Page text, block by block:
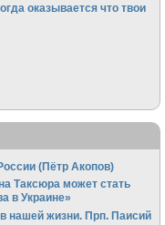
оказывается что твои
(Пётр Акопов)
Таксюра может стать
в Украине»
нашей жизни. Прп. Паисий